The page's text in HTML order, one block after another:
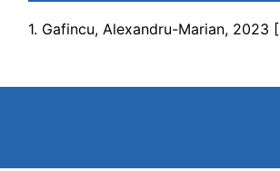
1. Gafincu, Alexandru-Marian,